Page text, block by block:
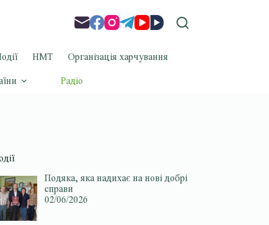
НМТ Організація харчування
Радіо
Подяка, яка надихає на нові добрі
справи
02/06/2026